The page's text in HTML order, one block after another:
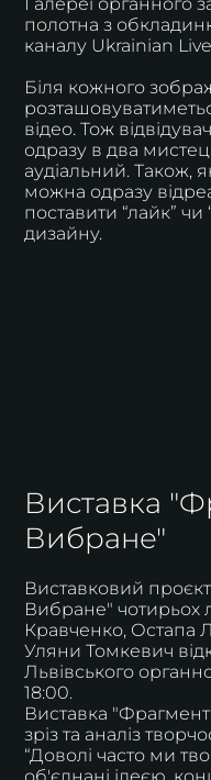
полотна з
каналу Ukrainian
Біля кожного
відео. Тож
одразу в два
аудіальний. Також,
можна одразу
поставити “лайк”
дизайну.
Виставка
Вибране"
Виставковий
Вибране" чотирьох
Кравченко, Остапа
Уляни Томкевич
Львівського
18:00.
Виставка
зріз та аналіз
“Доволі часто ми